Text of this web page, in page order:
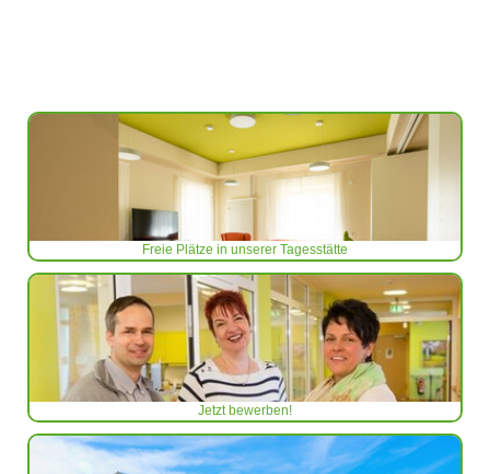
Freie Plätze in unserer Tagesstätte
Jetzt bewerben!